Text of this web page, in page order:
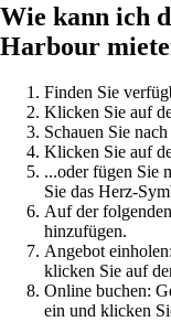
Wie kann ich
Harbour
Finden Sie
Klicken Sie auf
Schauen Sie
Klicken Sie auf
...oder fügen Sie
Sie das Herz-
Auf der
hinzufügen.
Angebot
klicken Sie auf
Online buchen:
ein und klicken